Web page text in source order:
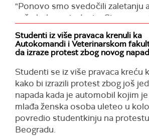
"Ponovo smo svedočili zaletanju
naše kolege studente. Strogo
ovakav čin", navedeno je na
Studenti u blokadi. Oni su izrazili
studentkinja biti dobro i poručili:
Studenti iz više pravaca krenuli ka
Autokomandi i Veterinarskom
da izraze protest zbog novog
Studenti se iz više pravaca kreću
kako bi izrazili protest zbog još
napada kada je automobil kojim
mlađa ženska osoba uleteo u
povredio studentkinju na
Beogradu.